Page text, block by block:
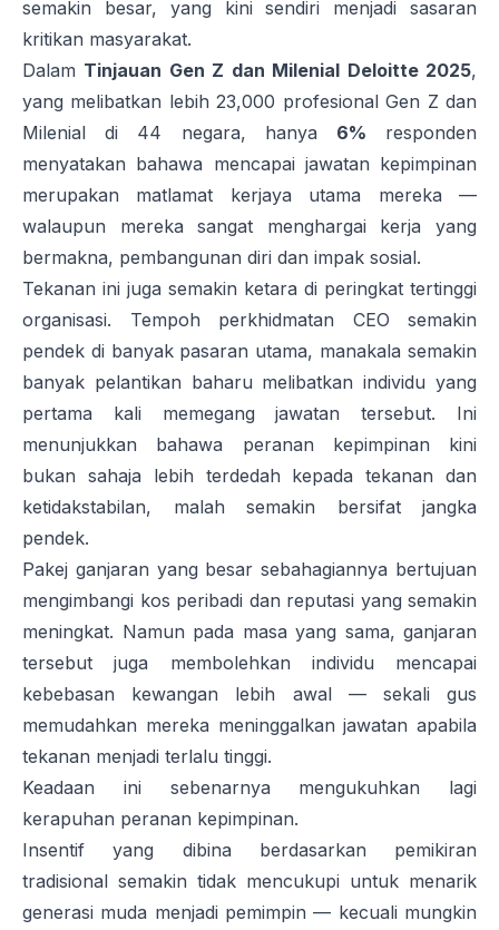
semakin besar, yang kini sendiri menjadi sasaran
kritikan masyarakat.
Dalam Tinjauan Gen Z dan Milenial Deloitte 2025,
yang melibatkan lebih 23,000 profesional Gen Z dan
Milenial di 44 negara, hanya 6% responden
menyatakan bahawa mencapai jawatan kepimpinan
merupakan matlamat kerjaya utama mereka —
walaupun mereka sangat menghargai kerja yang
bermakna, pembangunan diri dan impak sosial.
Tekanan ini juga semakin ketara di peringkat tertinggi
organisasi. Tempoh perkhidmatan CEO semakin
pendek di banyak pasaran utama, manakala semakin
banyak pelantikan baharu melibatkan individu yang
pertama kali memegang jawatan tersebut. Ini
menunjukkan bahawa peranan kepimpinan kini
bukan sahaja lebih terdedah kepada tekanan dan
ketidakstabilan, malah semakin bersifat jangka
pendek.
Pakej ganjaran yang besar sebahagiannya bertujuan
mengimbangi kos peribadi dan reputasi yang semakin
meningkat. Namun pada masa yang sama, ganjaran
tersebut juga membolehkan individu mencapai
kebebasan kewangan lebih awal — sekali gus
memudahkan mereka meninggalkan jawatan apabila
tekanan menjadi terlalu tinggi.
Keadaan ini sebenarnya mengukuhkan lagi
kerapuhan peranan kepimpinan.
Insentif yang dibina berdasarkan pemikiran
tradisional semakin tidak mencukupi untuk menarik
generasi muda menjadi pemimpin — kecuali mungkin